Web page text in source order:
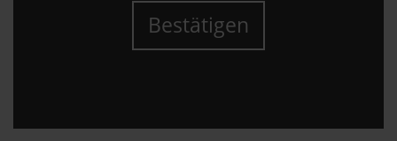
Bestätigen